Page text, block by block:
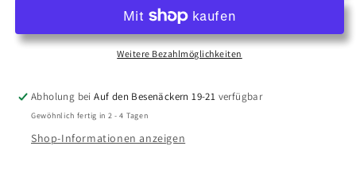
VERTIKUTIER-
1
125
VERTIKUTIER-
MIX
1
Weitere Bezahlmöglichkeiten
Abholung beiAuf den Besenäckern 19-21 verfügbar
Gewöhnlich fertig in 2 - 4 Tagen
Shop-Informationen anzeigen